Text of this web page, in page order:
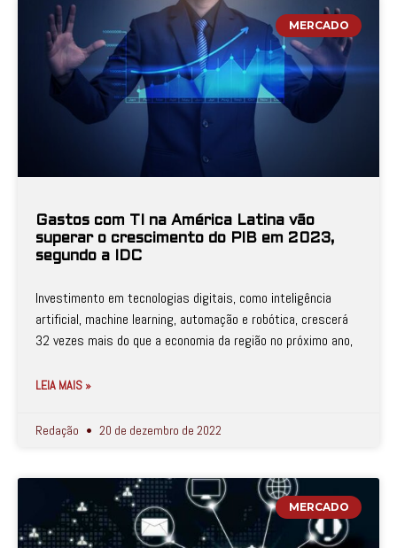
MERCADO
Gastos com TI na América Latina vão
superar o crescimento do PIB em 2023,
segundo a IDC
Investimento em tecnologias digitais, como inteligência
artificial, machine learning, automação e robótica, crescerá
32 vezes mais do que a economia da região no próximo ano,
LEIA MAIS »
Redação 20 de dezembro de 2022
MERCADO